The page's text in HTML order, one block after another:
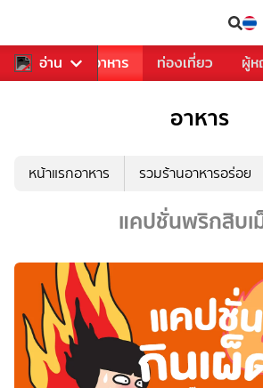
อ่าน
การเพลง อาหาร ท่องเที่ยว ผู้
อาหาร
หน้าแรกอาหาร รวมร้านอาหารอร่อย
แคปชั่นพริกสิบเ